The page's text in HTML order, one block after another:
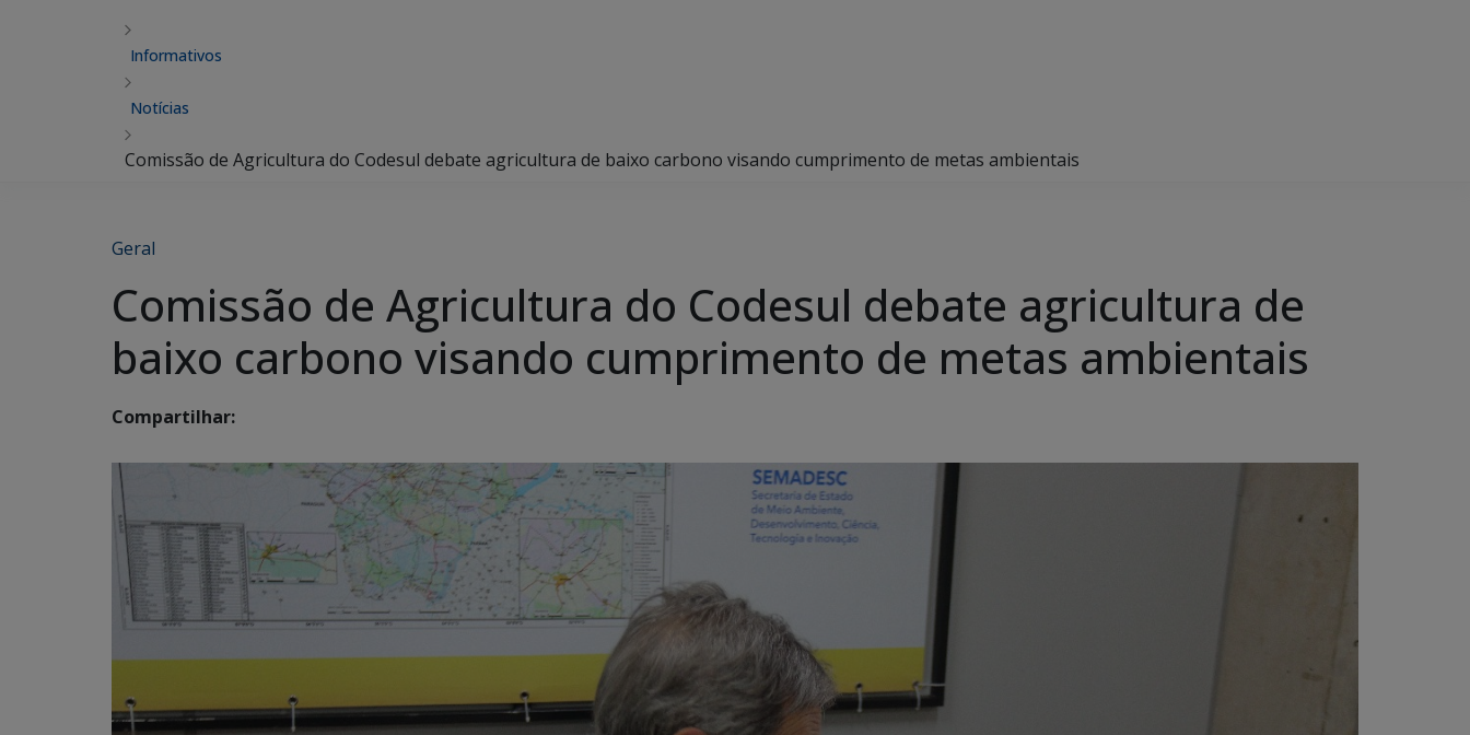
Informativos
Notícias
Comissão de Agricultura do Codesul debate agricultura de baixo carbono visando cumprimento de metas ambientais
Geral
Comissão de Agricultura do Codesul debate agricultura de
baixo carbono visando cumprimento de metas ambientais
Compartilhar: